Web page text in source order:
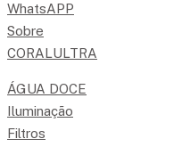
WhatsAPP
Sobre
CORALULTRA
ÁGUA DOCE
Iluminação
Filtros